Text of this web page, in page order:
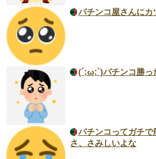
パチンコ屋さんにカ
(´;ω;`)パチンコ勝
パチンコってガチ
さ、さみしいよな